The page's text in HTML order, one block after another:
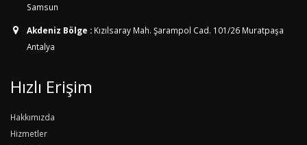
Samsun
Akdeniz Bölge : Kızılsaray Mah. Şarampol Cad. 101/26 Muratpaşa
Antalya
Hızlı Erişim
Hakkımızda
Hizmetler